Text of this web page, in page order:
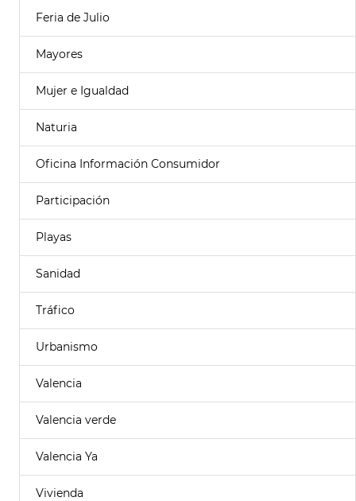
Feria de Julio
Mayores
Mujer e Igualdad
Naturia
Oficina Información Consumidor
Participación
Playas
Sanidad
Tráfico
Urbanismo
Valencia
Valencia verde
Valencia Ya
Vivienda